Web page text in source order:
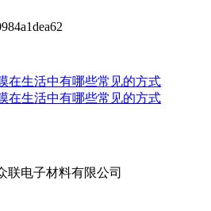
在生活中有哪些常见的方式
在生活中有哪些常见的方式
联电子材料有限公司